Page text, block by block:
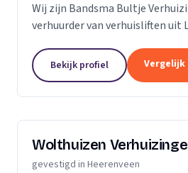
Wij zijn Bandsma Bultje
verhuurder van verhuisliften uit
Bekijk profiel
Wolthuizen
gevestigd in Heerenveen